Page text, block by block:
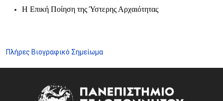
Η Επική Ποίηση της Ύστερης Αρχαιότητας
Πλήρες Βιογραφικό Σημείωμα